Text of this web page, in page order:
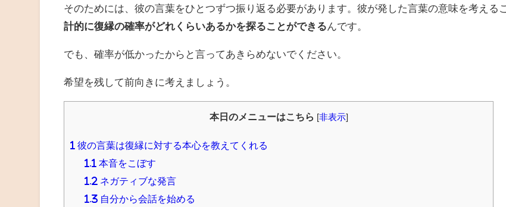
そのためには、彼の言葉をひとつずつ振り返る必要があります。彼が発した言葉の意味を考える
計的に復縁の確率がどれくらいあるかを探ることができる んです。
でも、確率が低かったからと言ってあきらめないでください。
希望を残して前向きに考えましょう。
本日のメニューはこちら 非表示]
1 彼の言葉は復縁に対する本心を教えてくれる
1.1 本音をこぼす
1.2 ネガティブな発言
1.3 自分から会話を始める